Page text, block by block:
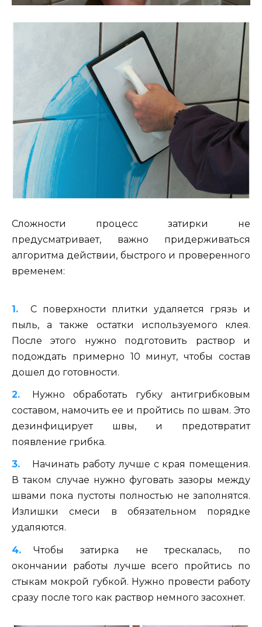
Сложности процесс затирки не
предусматривает, важно придерживаться
алгоритма действии, быстрого и проверенного
временем:
С поверхности плитки удаляется грязь и
пыль, а также остатки используемого клея.
После этого нужно подготовить раствор и
подождать примерно 10 минут, чтобы состав
дошел до готовности.
Нужно обработать губку антигрибковым
составом, намочить ее и пройтись по швам. Это
дезинфицирует швы, и предотвратит
появление грибка.
Начинать работу лучше с края помещения.
В таком случае нужно фуговать зазоры между
швами пока пустоты полностью не заполнятся.
Излишки смеси в обязательном порядке
удаляются.
Чтобы затирка не трескалась, по
окончании работы лучше всего пройтись по
стыкам мокрой губкой. Нужно провести работу
сразу после того как раствор немного засохнет.